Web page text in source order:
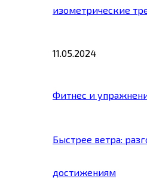
изометрические
11.05.2024
Фитнес и
Быстрее ветра:
достижениям